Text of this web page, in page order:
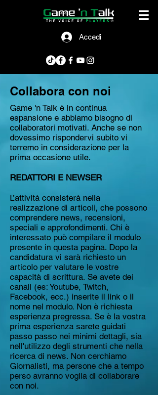
Accedi
Collabora con noi
Game 'n Talk è in continua
espansione e abbiamo bisogno di
collaboratori motivati. Anche se non
dovessimo rispondervi subito vi
terremo in considerazione per la
prima occasione utile.
REDATTORI E NEWSER
L’attività consisterà nella
realizzazione di articoli, che possono
comprendere news, recensioni,
speciali e approfondimenti. Chi è
interessato può compilare il modulo
presente in questa pagina. Dopo la
candidatura vi sarà richiesto un
articolo per valutare le vostre
capacità di scrittura. Se avete dei
canali (es: Youtube, Twitch,
Facebook, ecc.) inserite il link o il
nome nel modulo. Non è richiesta
esperienza pregressa. Se è la vostra
prima esperienza sarete guidati
passo passo nei minimi dettagli, sia
nell'utilizzo degli strumenti che nella
ricerca di news. Non cerchiamo
Giornalisti, ma persone che a tempo
perso avranno voglia di collaborare
con noi.